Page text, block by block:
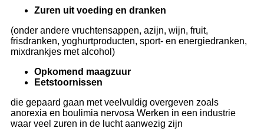
Zuren uit voeding en dranken
(onder andere vruchtensappen, azijn, wijn, fruit,
frisdranken, yoghurtproducten, sport- en energiedranken,
mixdrankjes met alcohol)
Opkomend maagzuur
Eetstoornissen
die gepaard gaan met veelvuldig overgeven zoals
anorexia en boulimia nervosa Werken in een industrie
waar veel zuren in de lucht aanwezig zijn